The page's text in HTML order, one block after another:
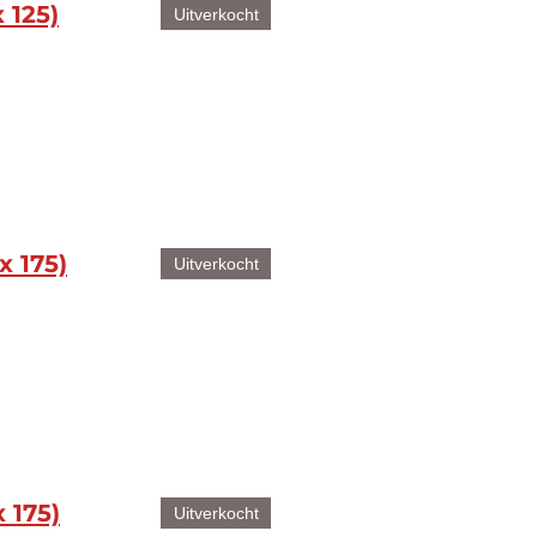
Uitverkocht
Uitverkocht
175)
Uitverkocht